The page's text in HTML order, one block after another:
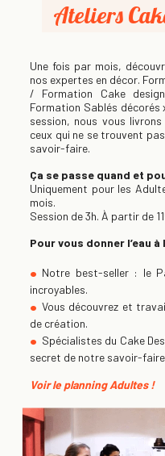
Ateliers
Une fois par mois,
nos expertes en décor.
/ Formation Cake
Formation Sablés décorés
session, nous vous
ceux qui ne se trouvent
savoir-faire.
Ça se passe quand et
Uniquement pour les
mois.
Session de 3h. À partir de
Pour vous donner l’eau à
Notre best-seller : le
incroyables.
Vous découvrez et
de création.
Spécialistes du Cake
secret de notre savoir-
Voir le planning Adultes !